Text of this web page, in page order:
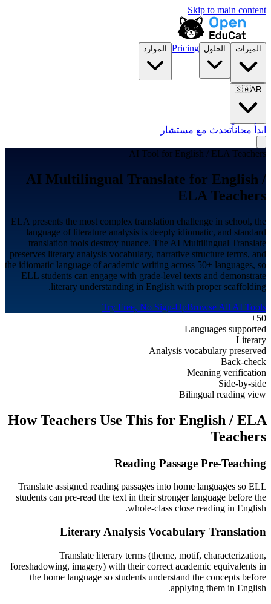
Skip to main content
الميزات الحلول Pricing الموارد
🇸🇦AR
ابدأ مجاناًتحدث مع مستشار
AI Tool for English / ELA Teachers
AI Multilingual Translate for English /
ELA Teachers
ELA presents the most complex translation challenge in school, the
language of literature analysis is deeply idiomatic, and standard
translation tools destroy nuance. The AI Multilingual Translate
preserves literary analysis vocabulary, narrative structure terms, and
the idiomatic language of academic writing across 50+ languages, so
ELL students can engage with grade-level texts and demonstrate
literary understanding in English with proper scaffolding.
Try Free, No Sign-UpBrowse All AI Tools
50+
Languages supported
Literary
Analysis vocabulary preserved
Back-check
Meaning verification
Side-by-side
Bilingual reading view
How Teachers Use This for English / ELA
Teachers
Reading Passage Pre-Teaching
Translate assigned reading passages into home languages so ELL
students can pre-read the text in their stronger language before the
whole-class close reading in English.
Literary Analysis Vocabulary Translation
Translate literary terms (theme, motif, characterization,
foreshadowing, imagery) with their correct academic equivalents in
the home language so students understand the concepts before
applying them in English.